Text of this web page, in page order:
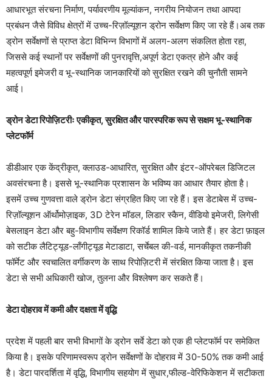
आधारभूत संरचना निर्माण, पर्यावरणीय मूल्यांकन, नगरीय नियोजन तथा आपदा
प्रबंधन जैसे विविध क्षेत्रों में उच्च-रिज़ॉल्यूशन ड्रोन सर्वेक्षण किए जा रहे हैं।अब तक
ड्रोन सर्वेक्षणों से प्राप्त डेटा विभिन्न विभागों में अलग-अलग संकलित होता रहा,
जिससे कई स्थानों पर सर्वेक्षणों की पुनरावृत्ति,अपूर्ण डेटा एकत्र होने और कई
महत्वपूर्ण इमेजरी व भू-स्थानिक जानकारियों को सुरक्षित रखने की चुनौती सामने
आई।
ड्रोन डेटा रिपोज़िटरीः एकीकृत, सुरक्षित और पारस्परिक रूप से सक्षम भू-स्थानिक
प्लेटफॉर्म
डीडीआर एक केंद्रीकृत, क्लाउड-आधारित, सुरक्षित और इंटर-ऑपरेबल डिजिटल
अवसंरचना है। इससे भू-स्थानिक प्रशासन के भविष्य का आधार तैयार होता है।
इसमें उच्च गुणवत्ता वाले ड्रोन डेटा संग्रहित किए जा रहे हैं। इस डेटाबेस में उच्च-
रिज़ॉल्यूशन ऑर्थोमोज़ाइक, 3D टेरेन मॉडल, लिडार स्कैन, वीडियो इमेजरी, लिगेसी
बेसलाइन डेटा और बहु-विभागीय सर्वेक्षण रिकॉर्ड शामिल किये जाते हैं। हर डेटा फ़ाइल
को सटीक लैटिट्यूड-लाँगीट्यूड मेटाडाटा, सर्चेबल की-वर्ड, मानकीकृत तकनीकी
फॉर्मेट और स्वचालित वर्गीकरण के साथ रिपोज़िटरी में संरक्षित किया जाता है। इस
डेटा से सभी अधिकारी खोज, तुलना और विश्लेषण कर सकते हैं।
डेटा दोहराव में कमी और दक्षता में वृद्धि
प्रदेश में पहली बार सभी विभागों के ड्रोन सर्वे डेटा को एक ही प्लेटफॉर्म पर समेकित
किया है। इसके परिणामस्वरूप ड्रोन सर्वेक्षणों के दोहराव में 30-50% तक कमी आई
है। डेटा पारदर्शिता में वृद्धि, विभागीय सहयोग में सुधार,फील्ड-वेरिफिकेशन में सटीकता